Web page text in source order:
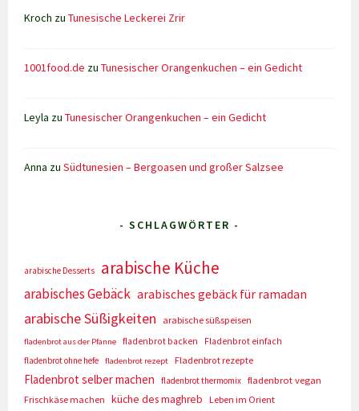
Kroch zuTunesische Leckerei Zrir
1001food.de zuTunesischer Orangenkuchen – ein Gedicht
Leyla zuTunesischer Orangenkuchen – ein Gedicht
Anna zuSüdtunesien – Bergoasen und großer Salzsee
- SCHLAGWÖRTER -
arabische Desserts arabische Küche
arabisches Gebäck arabisches gebäck für ramadan
arabische Süßigkeiten arabische süßspeisen
fladenbrot aus der Pfanne fladenbrot backen
Fladenbrot einfach
fladenbrot ohne hefe
fladenbrot rezept Fladenbrot rezepte
Fladenbrot selber machen fladenbrot thermomix fladenbrot vegan
Frischkäse machen
küche des maghreb
Leben im Orient